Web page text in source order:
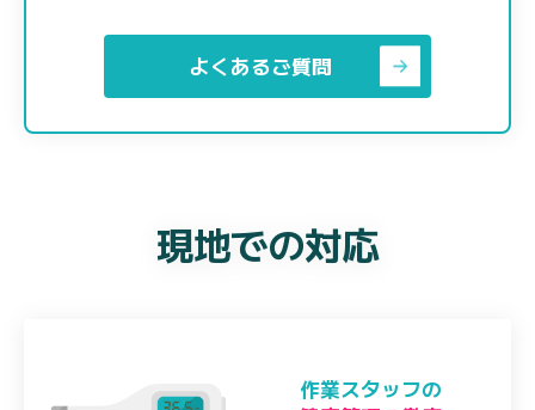
よくあるご質問
現地での対応
作業スタッフの